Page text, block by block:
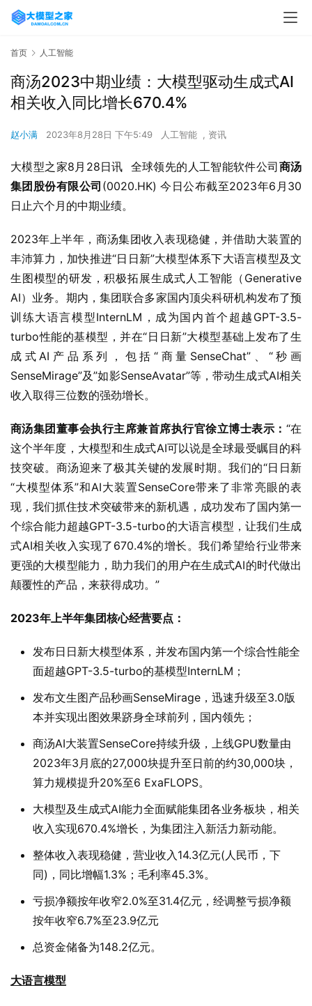
首页 人工智能
商汤2023中期业绩：大模型驱动生成式AI
相关收入同比增长670.4%
赵小满 2023年8月28日 下午5:49 人工智能 , 资讯
大模型之家8月28日讯  全球领先的人工智能软件公司商汤
集团股份有限公司 (0020.HK) 今日公布截至2023年6月30
日止六个月的中期业绩。
2023年上半年，商汤集团收入表现稳健，并借助大装置的
丰沛算力，加快推进“日日新”大模型体系下大语言模型及文
生图模型的研发，积极拓展生成式人工智能（Generative
AI）业务。期内，集团联合多家国内顶尖科研机构发布了预
训练大语言模型InternLM，成为国内首个超越GPT-3.5-
turbo性能的基模型，并在“日日新”大模型基础上发布了生
成式AI产品系列，包括“商量SenseChat”、“秒画
SenseMirage”及”如影SenseAvatar”等，带动生成式AI相关
收入取得三位数的强劲增长。
商汤集团董事会执行主席兼首席执行官徐立博士表示： “在
这个半年度，大模型和生成式AI可以说是全球最受瞩目的科
技突破。商汤迎来了极其关键的发展时期。我们的“日日新
“大模型体系”和AI大装置SenseCore带来了非常亮眼的表
现，我们抓住技术突破带来的新机遇，成功发布了国内第一
个综合能力超越GPT-3.5-turbo的大语言模型，让我们生成
式AI相关收入实现了670.4%的增长。我们希望给行业带来
更强的大模型能力，助力我们的用户在生成式AI的时代做出
颠覆性的产品，来获得成功。”
2023年上半年集团核心经营要点：
发布日日新大模型体系，并发布国内第一个综合性能全
面超越GPT-3.5-turbo的基模型InternLM；
发布文生图产品秒画SenseMirage，迅速升级至3.0版
本并实现出图效果跻身全球前列，国内领先；
商汤AI大装置SenseCore持续升级，上线GPU数量由
2023年3月底的27,000块提升至日前的约30,000块，
算力规模提升20%至6 ExaFLOPS。
大模型及生成式AI能力全面赋能集团各业务板块，相关
收入实现670.4%增长，为集团注入新活力新动能。
整体收入表现稳健，营业收入14.3亿元(人民币，下
同)，同比增幅1.3%；毛利率45.3%。
亏损净额按年收窄2.0%至31.4亿元，经调整亏损净额
按年收窄6.7%至23.9亿元
总资金储备为148.2亿元。
大语言模型